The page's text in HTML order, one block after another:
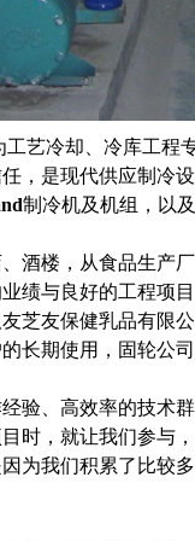
艺冷却、冷库工程
，是现代供应制冷
制冷机及机组，以
酒楼，从食品生产
绩与良好的工程项
芝友保健乳品有限
长期使用，固轮公
验、高效率的技术
时，就让我们参与
为我们积累了比较